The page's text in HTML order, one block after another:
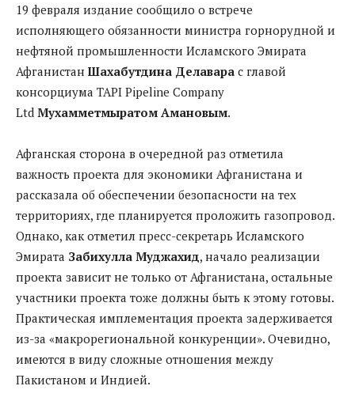
19 февраля издание сообщило о встрече
исполняющего обязанности министра горнорудной и
нефтяной промышленности Исламского Эмирата
Афганистан Шахабутдина Делавара с главой
консорциума TAPI Pipeline Company
Ltd Мухамметмыратом Амановым.
Афганская сторона в очередной раз отметила
важность проекта для экономики Афганистана и
рассказала об обеспечении безопасности на тех
территориях, где планируется проложить газопровод.
Однако, как отметил пресс-секретарь Исламского
Эмирата Забихулла Муджахид, начало реализации
проекта зависит не только от Афганистана, остальные
участники проекта тоже должны быть к этому готовы.
Практическая имплементация проекта задерживается
из-за «макрорегиональной конкуренции». Очевидно,
имеются в виду сложные отношения между
Пакистаном и Индией.